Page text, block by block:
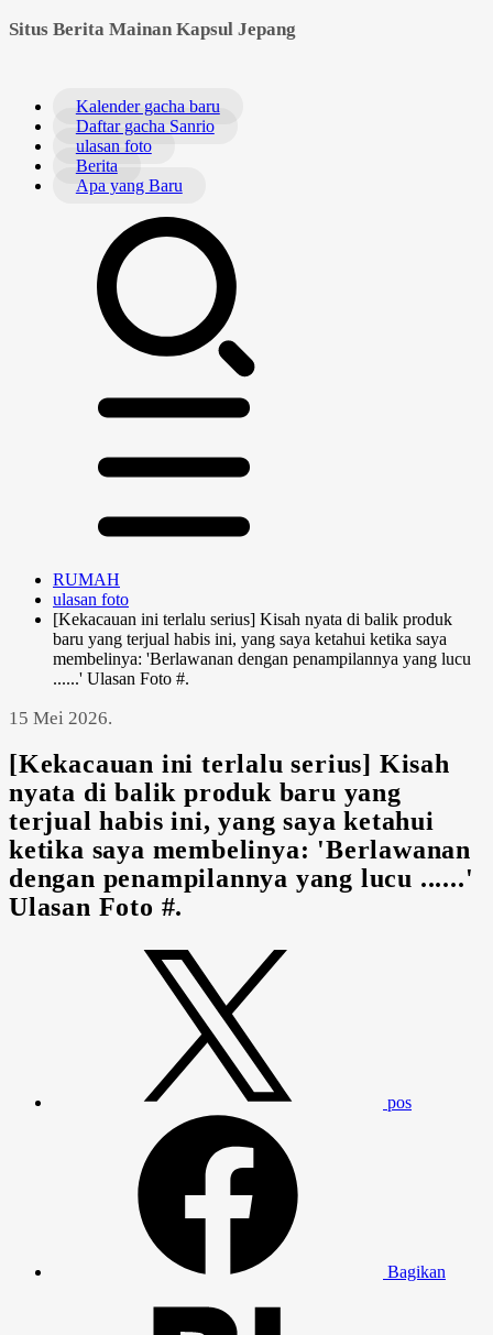
Situs Berita Mainan Kapsul Jepang
Kalender gacha baru
Daftar gacha Sanrio
ulasan foto
Berita
Apa yang Baru
RUMAH
ulasan foto
[Kekacauan ini terlalu serius] Kisah nyata di balik produk
baru yang terjual habis ini, yang saya ketahui ketika saya
membelinya: 'Berlawanan dengan penampilannya yang lucu
......' Ulasan Foto #.
15 Mei 2026.
[Kekacauan ini terlalu serius] Kisah
nyata di balik produk baru yang
terjual habis ini, yang saya ketahui
ketika saya membelinya: 'Berlawanan
dengan penampilannya yang lucu ......'
Ulasan Foto #.
pos
Bagikan